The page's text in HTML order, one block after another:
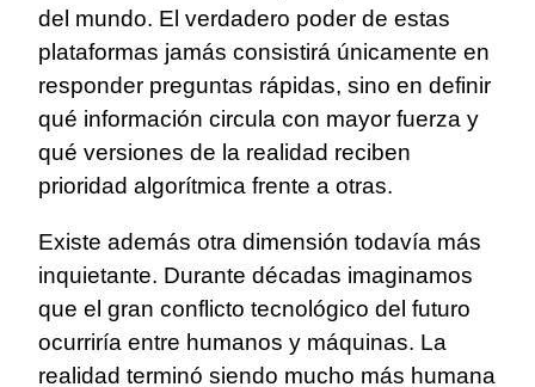
del mundo. El verdadero poder de estas
plataformas jamás consistirá únicamente en
responder preguntas rápidas, sino en definir
qué información circula con mayor fuerza y
qué versiones de la realidad reciben
prioridad algorítmica frente a otras.
Existe además otra dimensión todavía más
inquietante. Durante décadas imaginamos
que el gran conflicto tecnológico del futuro
ocurriría entre humanos y máquinas. La
realidad terminó siendo mucho más humana